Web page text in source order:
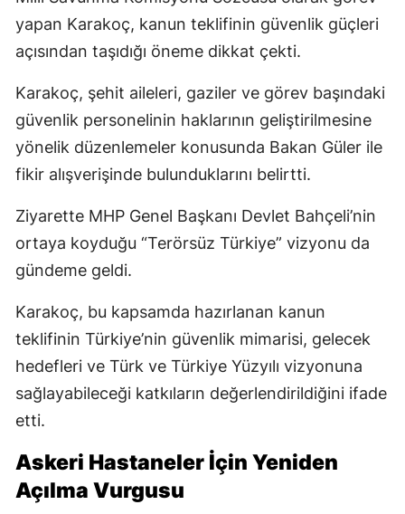
yapan Karakoç, kanun teklifinin güvenlik güçleri
açısından taşıdığı öneme dikkat çekti.
Karakoç, şehit aileleri, gaziler ve görev başındaki
güvenlik personelinin haklarının geliştirilmesine
yönelik düzenlemeler konusunda Bakan Güler ile
fikir alışverişinde bulunduklarını belirtti.
Ziyarette MHP Genel Başkanı Devlet Bahçeli’nin
ortaya koyduğu “Terörsüz Türkiye” vizyonu da
gündeme geldi.
Karakoç, bu kapsamda hazırlanan kanun
teklifinin Türkiye’nin güvenlik mimarisi, gelecek
hedefleri ve Türk ve Türkiye Yüzyılı vizyonuna
sağlayabileceği katkıların değerlendirildiğini ifade
etti.
Askeri Hastaneler İçin Yeniden
Açılma Vurgusu